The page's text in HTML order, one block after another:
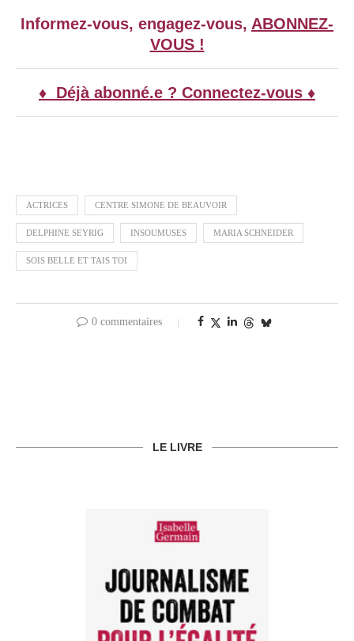
Informez-vous, engagez-vous, ABONNEZ-
VOUS !
♦ Déjà abonné.e ? Connectez-vous ♦
ACTRICES CENTRE SIMONE DE BEAUVOIR
DELPHINE SEYRIG INSOUMUSES MARIA SCHNEIDER
SOIS BELLE ET TAIS TOI
0 commentaires
LE LIVRE